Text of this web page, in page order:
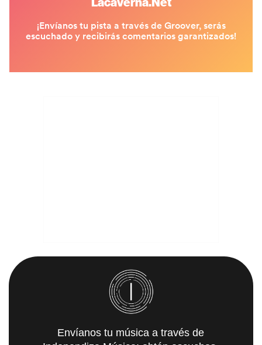
Envíanos tu música a través de